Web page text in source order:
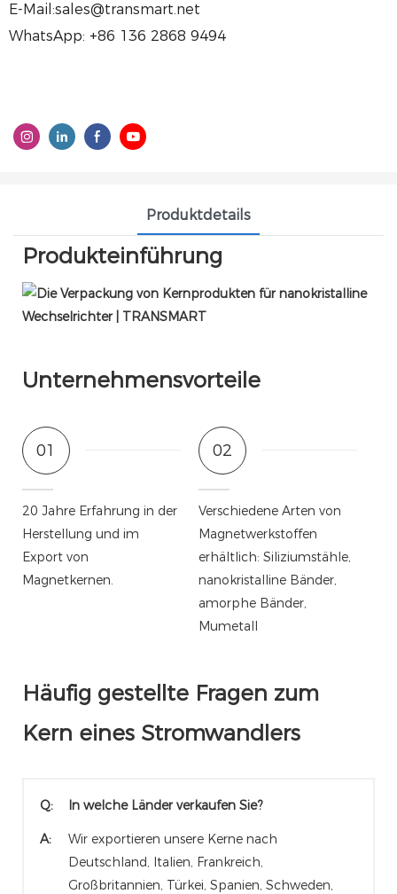
E-Mail:sales@transmart.net
WhatsApp: +86 136 2868 9494
Produktdetails
Produkteinführung
Unternehmensvorteile
01
20 Jahre Erfahrung in der
Herstellung und im
Export von
Magnetkernen.
02
Verschiedene Arten von
Magnetwerkstoffen
erhältlich: Siliziumstähle,
nanokristalline Bänder,
amorphe Bänder,
Mumetall
Häufig gestellte Fragen zum
Kern eines Stromwandlers
Q: In welche Länder verkaufen Sie?
A:
Wir exportieren unsere Kerne nach
Deutschland, Italien, Frankreich,
Großbritannien, Türkei, Spanien, Schweden,